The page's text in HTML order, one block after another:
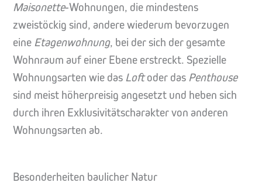
Maisonette-Wohnungen, die mindestens
zweistöckig sind, andere wiederum bevorzugen
eine Etagenwohnung, bei der sich der gesamte
Wohnraum auf einer Ebene erstreckt. Spezielle
Wohnungsarten wie das Loftoder das Penthouse
sind meist höherpreisig angesetzt und heben sich
durch ihren Exklusivitätscharakter von anderen
Wohnungsarten ab.
Besonderheiten baulicher Natur